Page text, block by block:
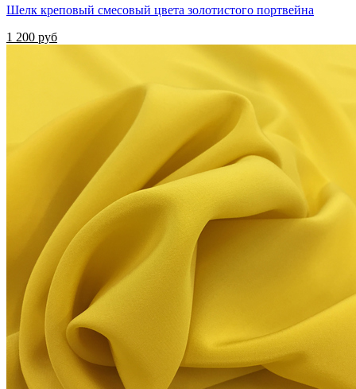
Шелк креповый смесовый цвета золотистого портвейна
1 200 руб